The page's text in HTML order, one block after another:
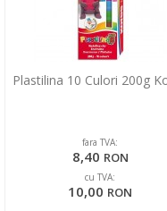
Plastilina 10 Culori 200g
fara TVA:
8,40 RON
cu TVA:
10,00 RON